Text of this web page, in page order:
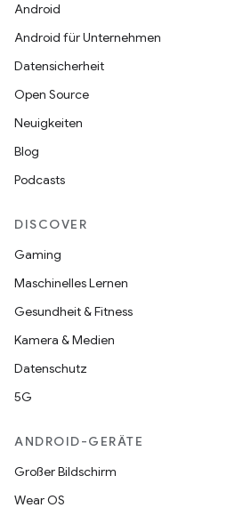
Android
Android für Unternehmen
Datensicherheit
Open Source
Neuigkeiten
Blog
Podcasts
DISCOVER
Gaming
Maschinelles Lernen
Gesundheit & Fitness
Kamera & Medien
Datenschutz
5G
ANDROID-GERÄTE
Großer Bildschirm
Wear OS